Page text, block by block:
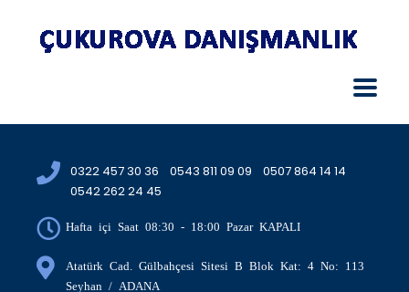
0322 457 30 36 0543 811 09 09
0507 864 14 14
0542 262 24 45
Hafta içi Saat 08:30 - 18:00 Pazar KAPALI
Atatürk Cad. Gülbahçesi Sitesi B Blok Kat: 4 No: 113
Seyhan / ADANA